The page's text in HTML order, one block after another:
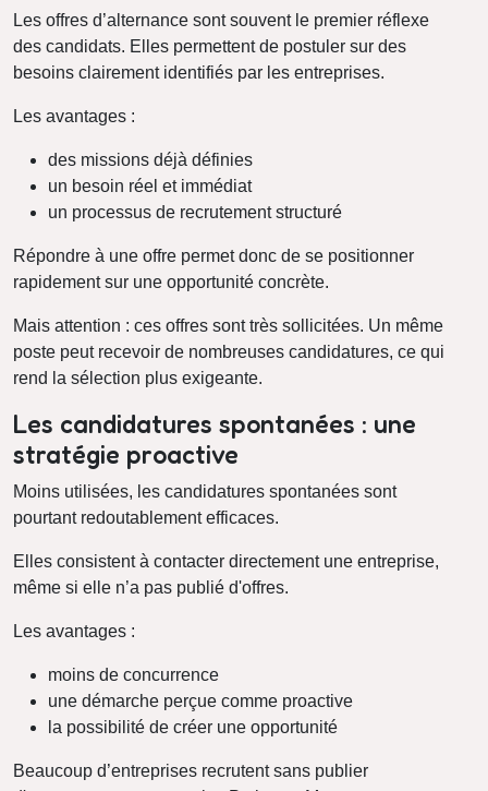
Les offres d’alternance sont souvent le premier réflexe
des candidats. Elles permettent de postuler sur des
besoins clairement identifiés par les entreprises.
Les avantages :
des missions déjà définies
un besoin réel et immédiat
un processus de recrutement structuré
Répondre à une offre permet donc de se positionner
rapidement sur une opportunité concrète.
Mais attention : ces offres sont très sollicitées. Un même
poste peut recevoir de nombreuses candidatures, ce qui
rend la sélection plus exigeante.
Les candidatures spontanées : une
stratégie proactive
Moins utilisées, les candidatures spontanées sont
pourtant redoutablement efficaces.
Elles consistent à contacter directement une entreprise,
même si elle n’a pas publié d'offres.
Les avantages :
moins de concurrence
une démarche perçue comme proactive
la possibilité de créer une opportunité
Beaucoup d’entreprises recrutent sans publier